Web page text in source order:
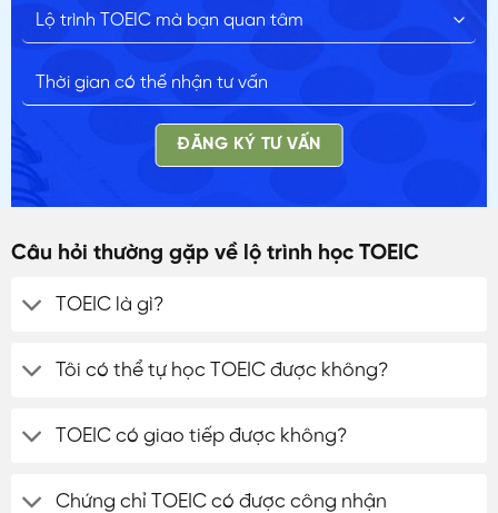
ĐĂNG KÝ TƯ VẤN
Câu hỏi thường gặp về lộ trình học TOEIC
TOEIC là gì?
Tôi có thể tự học TOEIC được không?
TOEIC có giao tiếp được không?
Chứng chỉ TOEIC có được công nhận